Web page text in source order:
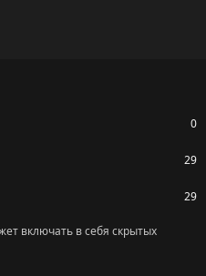
0
29
29
включать в себя скрытых